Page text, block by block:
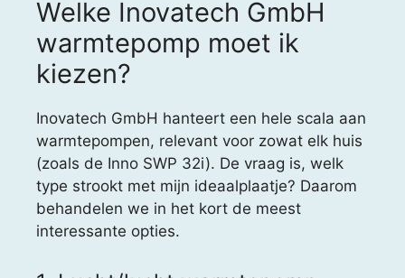
Welke Inovatech GmbH
warmtepomp moet ik
kiezen?
Inovatech GmbH hanteert een hele scala aan
warmtepompen, relevant voor zowat elk huis
(zoals de Inno SWP 32i). De vraag is, welk
type strookt met mijn ideaalplaatje? Daarom
behandelen we in het kort de meest
interessante opties.